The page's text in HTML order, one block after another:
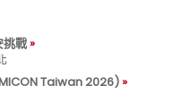
挑戰
Taiwan 2026)